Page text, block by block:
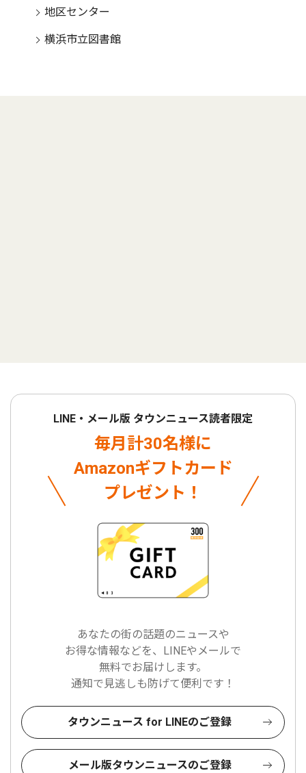
地区センター
横浜市立図書館
LINE・メール版 タウンニュース読者限定
毎月計30名様に
Amazonギフトカード
プレゼント！
あなたの街の話題のニュースや
お得な情報などを、LINEやメールで
無料でお届けします。
通知で見逃しも防げて便利です！
タウンニュース for LINEのご登録
メール版タウンニュースのご登録